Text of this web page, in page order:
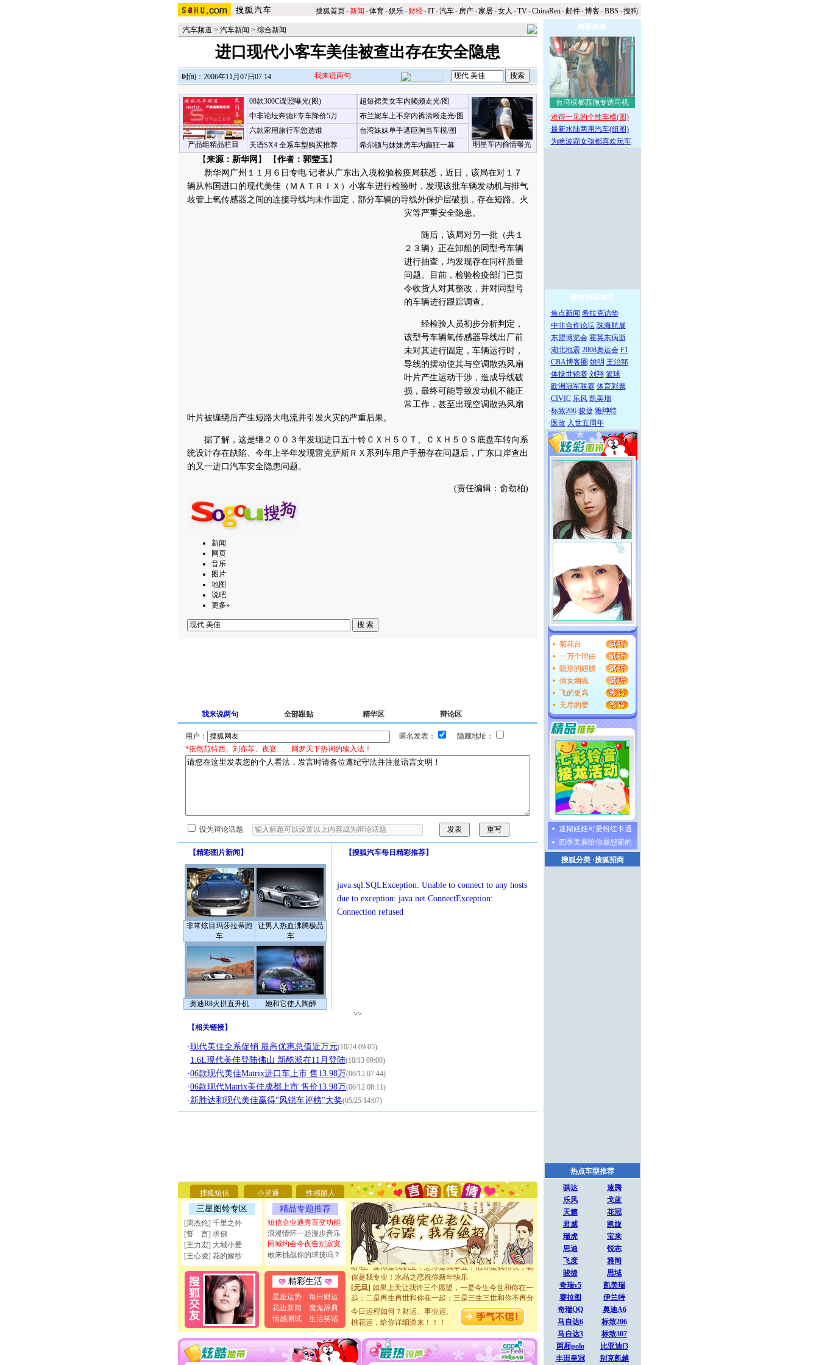
搜狐首页-新闻 -体育-娱乐- 财经-IT-汽车- 房产-家居-女人 -TV-ChinaRen-邮件-博客-BBS -搜狗
汽车频道 > 汽车新闻 > 综合新闻
进口现代小客车美佳被查出存在安全隐患
时间：2006年11月07日07:14 我来说两句
产品组精品栏目
08款300C谍照曝光(图)
中非论坛奔驰E专车降价5万
六款家用旅行车您选谁
天语SX4 全系车型购买推荐
超短裙美女车内频频走光/图
明星车内偷情曝光
布兰妮车上不穿内裤清晰走光/图
台湾妹妹单手遮巨胸当车模/图
希尔顿与妹妹房车内癫狂一幕
【来源：新华网 】 【作者：郭莹玉】
新华网广州１１月６日专电 记者从广东出入境检验检疫局获悉，近日，该局在对１７
辆从韩国进口的现代美佳（ＭＡＴＲＩＸ）小客车进行检验时，发现该批车辆发动机与排气
歧管上氧传感器之间的连接导线均未作固定，部分车辆的导线外保护层破损，存在短路、火
灾等严重安全隐患。
随后，该局对另一批（共１
２３辆）正在卸船的同型号车辆
进行抽查，均发现存在同样质量
问题。目前，检验检疫部门已责
令收货人对其整改，并对同型号
的车辆进行跟踪调查。
经检验人员初步分析判定，
该型号车辆氧传感器导线出厂前
未对其进行固定，车辆运行时，
导线的摆动使其与空调散热风扇
叶片产生运动干涉，造成导线破
损，最终可能导致发动机不能正
常工作，甚至出现空调散热风扇
叶片被缠绕后产生短路大电流并引发火灾的严重后果。
据了解，这是继２００３年发现进口五十铃ＣＸＨ５０Ｔ、ＣＸＨ５０Ｓ底盘车转向系
统设计存在缺陷、今年上半年发现雷克萨斯ＲＸ系列车用户手册存在问题后，广东口岸查出
的又一进口汽车安全隐患问题。
(责任编辑：俞劲柏)
新闻
网页
音乐
图片
地图
说吧
更多»
我来说两句 全部跟贴 精华区 辩论区
用户： 匿名发表：
隐藏地址：
*依然范特西、刘亦菲、夜宴……网罗天下热词的输入法！
设为辩论话题
【精彩图片新闻 】
非常炫目玛莎拉蒂跑
车
让男人热血沸腾极品
车
奥迪R8火拼直升机 她和它使人陶醉
【搜狐汽车每日精彩推荐】
java.sql.SQLException: Unable to connect to any hosts
due to exception: java.net.ConnectException:
Connection refused
>>
【相关链接】
·现代美佳全系促销 最高优惠总值近万元(10/24 09:05)
· 1.6L现代美佳登陆佛山 新酷派在11月登陆(10/13 09:00)
·06款现代美佳Matrix进口车上市 售13.98万(06/12 07:44)
·06款现代Matrix美佳成都上市 售价13.98万(06/12 08:11)
· 新胜达和现代美佳赢得"风锐车评榜"大奖(05/25 14:07)
搜狐短信 小灵通 性感丽人
三星图铃专区
[周杰伦] 千里之外
[誓 言] 求佛
[王力宏] 大城小爱
[王心凌] 花的嫁纱
精品专题推荐
短信企业通秀百变功能
浪漫情怀一起漫步音乐
同城约会今夜告别寂寞
敢来挑战你的球技吗？
精彩生活
星座运势
每日财运
花边新闻
魔鬼辞典
情感测试
生活笑话
要平安！千万要知足！千万不要忘记我！
[圣诞节]不只这样的日子才会想起你,而是这样的日子才
能正大光明地骚扰你,告诉你,圣诞要快乐!新年要快乐!天
天都要快乐噢!
[圣诞节]奉上一颗祝福的心,在这个特别的日子里,愿幸福,
如意,快乐,鲜花,一切美好的祝愿与你同在.圣诞快乐!
[元旦]看到你我会触电；看不到你我要充电；没有你我会
断电。爱你是我职业，想你是我事业，抱你是我特长，吻
你是我专业！水晶之恋祝你新年快乐
[元旦]如果上天让我许三个愿望，一是今生今世和你在一
起；二是再生再世和你在一起；三是三生三世和你不再分
离。水晶之恋祝你新年快乐
[元旦]当我狠下心扭头离去那一刻，你在我身后无助地哭
泣，这痛楚让我明白我多么爱你。我转身抱住你：这猪不
卖了。水晶之恋祝你新年快乐。
[春节]风柔雨润好月圆，半岛铁盒伴身边，每日尽显开心
颜！冬去春来似水如烟，劳碌人生需尽欢！听一曲轻歌，
今日运程如何？财运、事业运、
桃花运，给你详细道来！！！
精彩推荐
台湾槟榔西施专诱司机
·难得一见的个性车模(图)
·最新水陆两用汽车(组图)
·为啥波霸女孩都喜欢玩车
频道精彩推荐
·焦点新闻 希拉克访华
·中非合作论坛 珠海航展
·东盟博览会 霍英东病逝
·湖北地震 2008奥运会 F1
·CBA博客圈 姚明 王治郅
·体操世锦赛 刘翔 篮球
·欧洲冠军联赛 体育彩票
·CIVIC 乐风 凯美瑞
·标致206 骏捷 雅绅特
· 医改 入世五周年
菊花台
一万个理由
隐形的翅膀
倩女幽魂
飞的更高
无尽的爱
迷糊娃娃可爱粉红卡通
四季美眉给你最想要的
搜狐分类·搜狐招商
热点车型推荐
骐达
速腾
乐风
戈蓝
天籁
花冠
君威
凯旋
瑞虎
宝来
思迪
锐志
飞度
雅阁
骏捷
思域
奇瑞v5
凯美瑞
赛拉图
伊兰特
奇瑞QQ
奥迪A6
马自达6
标致206
马自达3
标致307
两厢polo
比亚迪f3
丰田皇冠
别克凯越